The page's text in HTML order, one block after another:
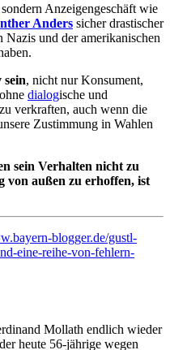
Anzeigengeschäft wie
Anders sicher drastischer
Nazis und der amerikanischen
sein, nicht nur Konsument,
dialogische und
verkraften, auch wenn die
Zustimmung in Wahlen
sein Verhalten nicht zu
von außen zu erhoffen, ist
blogger.de/gustl-
eine-reihe-von-fehlern-
Mollath endlich wieder
heute 56-jährige wegen